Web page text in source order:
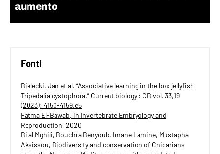
aumento
Fonti
Bielecki, Jan et al. “Associative learning in the box jellyfish
Tripedalia cystophora.” Current biology : CB vol. 33,19
(2023): 4150-4159.e5
Fatma El-Bawab, in Invertebrate Embryology and
Reproduction, 2020
Bilal Mghili, Bouchra Benyoub, Imane Lamine, Mustapha
Aksissou, Biodiversity and conservation of Cnidarians